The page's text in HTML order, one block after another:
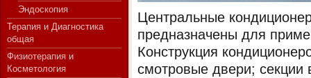
Эндоскопия
Терапия и Диагностика
общая
Физиотерапия и
Косметология
Центральные
предназначены для
Конструкция
смотровые двери; секции